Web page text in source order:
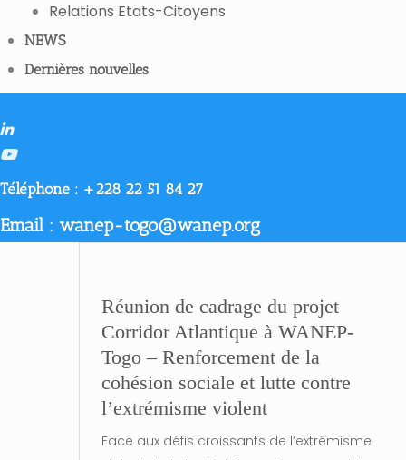
Relations Etats-Citoyens
NEWS
Dernières nouvelles
Téléphone : +228 22 51 84 27
Email : wanep-togo@wanep.org
Réunion de cadrage du projet
Corridor Atlantique à WANEP-
Togo – Renforcement de la
cohésion sociale et lutte contre
l’extrémisme violent
Face aux défis croissants de l’extrémisme